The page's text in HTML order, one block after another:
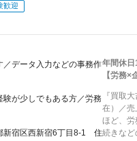
歓迎
データ入力などの事務作
験が少しでもある方／労務
新宿区西新宿6丁目8-1 住
年間休
【労務
『買取
在）／
ほど、労
続きなど